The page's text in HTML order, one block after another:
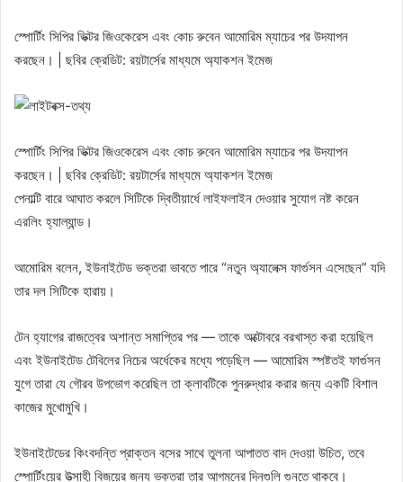
স্পোর্টিং সিপির ভিক্টর জিওকেরেস এবং কোচ রুবেন আমোরিম ম্যাচের পর উদযাপন
করছেন। | ছবির ক্রেডিট: রয়টার্সের মাধ্যমে অ্যাকশন ইমেজ
স্পোর্টিং সিপির ভিক্টর জিওকেরেস এবং কোচ রুবেন আমোরিম ম্যাচের পর উদযাপন
করছেন। | ছবির ক্রেডিট: রয়টার্সের মাধ্যমে অ্যাকশন ইমেজ
পেনাল্টি বারে আঘাত করলে সিটিকে দ্বিতীয়ার্ধে লাইফলাইন দেওয়ার সুযোগ নষ্ট করেন
এরলিং হ্যাল্যান্ড।
আমোরিম বলেন, ইউনাইটেড ভক্তরা ভাবতে পারে “নতুন অ্যালেক্স ফার্গুসন এসেছেন” যদি
তার দল সিটিকে হারায়।
টেন হ্যাগের রাজত্বের অশান্ত সমাপ্তির পর — তাকে অক্টোবরে বরখাস্ত করা হয়েছিল
এবং ইউনাইটেড টেবিলের নিচের অর্ধেকের মধ্যে পড়েছিল — আমোরিম স্পষ্টতই ফার্গুসন
যুগে তারা যে গৌরব উপভোগ করেছিল তা ক্লাবটিকে পুনরুদ্ধার করার জন্য একটি বিশাল
কাজের মুখোমুখি।
ইউনাইটেডের কিংবদন্তি প্রাক্তন বসের সাথে তুলনা আপাতত বাদ দেওয়া উচিত, তবে
স্পোর্টিংয়ের উত্সাহী বিজয়ের জন্য ভক্তরা তার আগমনের দিনগুলি গুনতে থাকবে।